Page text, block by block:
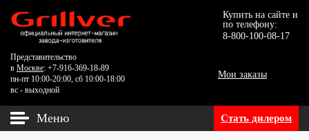
Купить на сайте и
по телефону:
8-800-100-08-17
Представительство
в Москве: +7-916-369-18-89
пн-пт 10:00-20:00, сб 10:00-18:00
вс - выходной
Мои заказы
Меню Стать дилером